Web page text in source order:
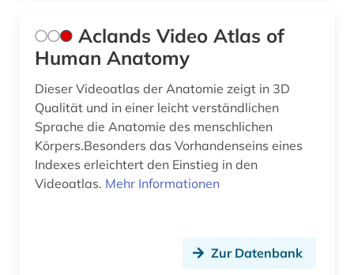
droge (2)
drogenmissbrauch (1)
Aclands Video Atlas of
Human Anatomy
Dieser Videoatlas der Anatomie zeigt in 3D
Qualität und in einer leicht verständlichen
Sprache die Anatomie des menschlichen
Körpers.Besonders das Vorhandenseins eines
Indexes erleichtert den Einstieg in den
Videoatlas. Mehr Informationen
Zur Datenbank